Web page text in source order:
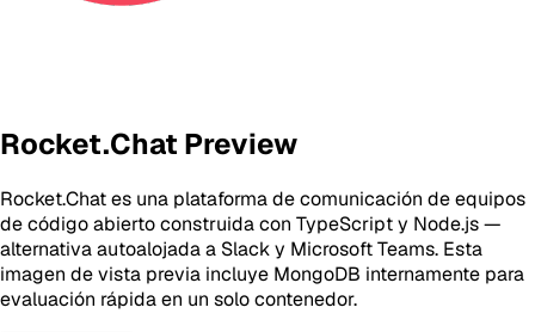
Rocket.Chat Preview
Rocket.Chat es una plataforma de comunicación de equipos
de código abierto construida con TypeScript y Node.js —
alternativa autoalojada a Slack y Microsoft Teams. Esta
imagen de vista previa incluye MongoDB internamente para
evaluación rápida en un solo contenedor.